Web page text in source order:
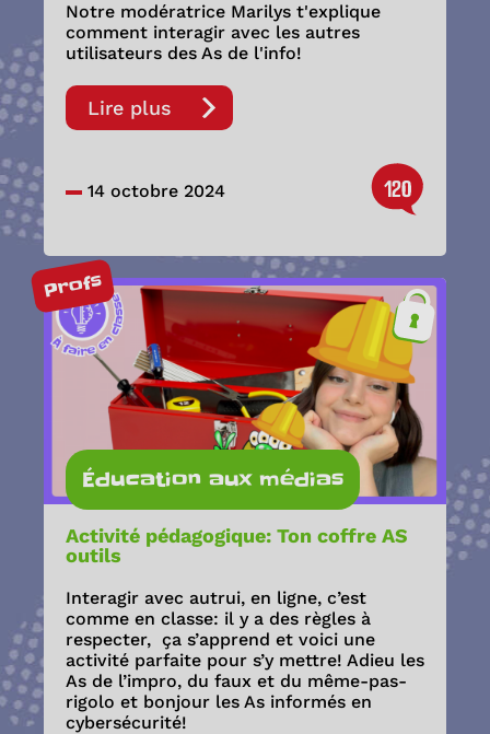
Notre modératrice Marilys t'explique
comment interagir avec les autres
utilisateurs des As de l'info!
Lire plus
14 octobre 2024 120
Profs
Éducation aux médias
Activité pédagogique: Ton coffre AS
outils
Interagir avec autrui, en ligne, c’est
comme en classe: il y a des règles à
respecter, ça s’apprend et voici une
activité parfaite pour s’y mettre! Adieu les
As de l’impro, du faux et du même-pas-
rigolo et bonjour les As informés en
cybersécurité!